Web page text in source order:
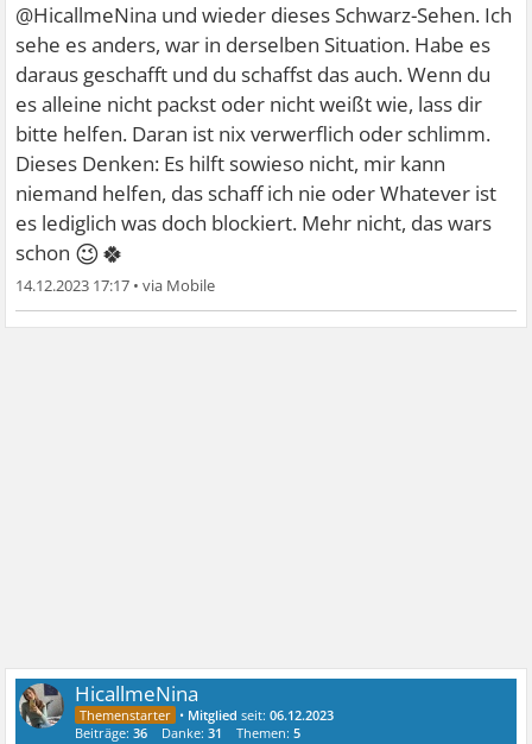
@HicallmeNina und wieder dieses Schwarz-Sehen. Ich
sehe es anders, war in derselben Situation. Habe es
daraus geschafft und du schaffst das auch. Wenn du
es alleine nicht packst oder nicht weißt wie, lass dir
bitte helfen. Daran ist nix verwerflich oder schlimm.
Dieses Denken: Es hilft sowieso nicht, mir kann
niemand helfen, das schaff ich nie oder Whatever ist
es lediglich was doch blockiert. Mehr nicht, das wars
schon 😉🍀
14.12.2023 17:17 •
HicallmeNina
• Mitglied seit:06.12.2023
Beiträge:36 Danke:31 Themen:5